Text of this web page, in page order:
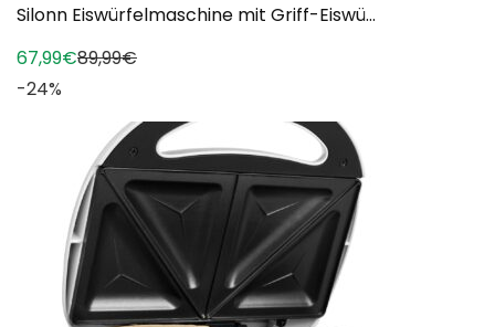
Silonn Eiswürfelmaschine mit Griff-Eiswü...
67,99€89,99€
-24%